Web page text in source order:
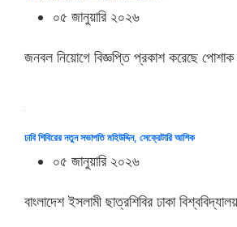
০৫ জানুয়ারি ২০২৬
জনবল নিয়োগে বিজ্ঞপ্তি প্রকাশ করেছে
ঢাবি শিবিরের নতুন সভাপতি মহিউদ্দিন, সেক্রেটারি আশিক
০৫ জানুয়ারি ২০২৬
বাংলাদেশ ইসলামী ছাত্রশিবির ঢাকা